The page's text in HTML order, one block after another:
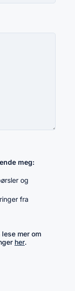
meg:
og
fra
mer om
her.